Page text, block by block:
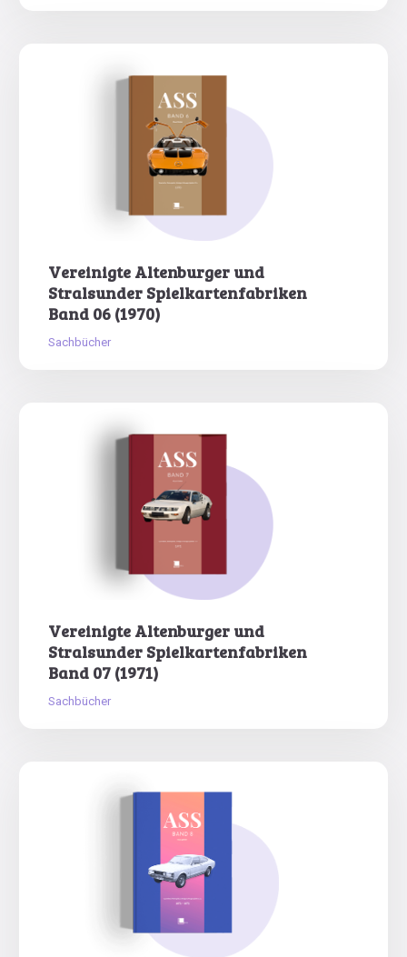
Vereinigte Altenburger und
Stralsunder Spielkartenfabriken
Band 06 (1970)
Sachbücher
Vereinigte Altenburger und
Stralsunder Spielkartenfabriken
Band 07 (1971)
Sachbücher